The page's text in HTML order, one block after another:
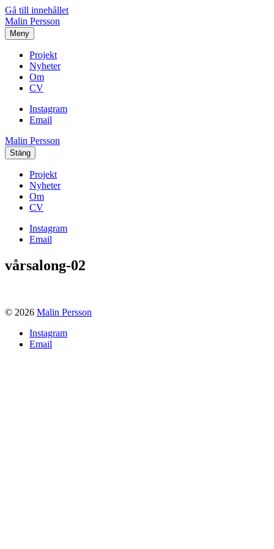
Gå till innehållet
Malin Persson
Meny
Projekt
Nyheter
Om
CV
Instagram
Email
Malin Persson
Stäng
Projekt
Nyheter
Om
CV
Instagram
Email
vårsalong-02
© 2026 Malin Persson
Instagram
Email